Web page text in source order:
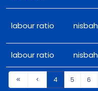
labour ratio
labour ratio
4 5 6